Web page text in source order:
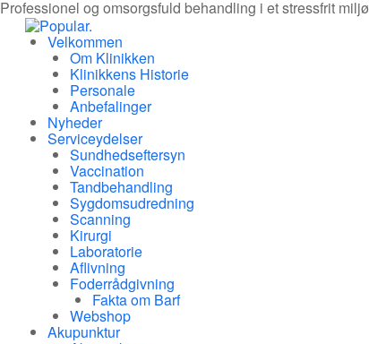
Professionel og omsorgsfuld behandling i et stressfrit miljø
Velkommen
Om Klinikken
Klinikkens Historie
Personale
Anbefalinger
Nyheder
Serviceydelser
Sundhedseftersyn
Vaccination
Tandbehandling
Sygdomsudredning
Scanning
Kirurgi
Laboratorie
Aflivning
Foderrådgivning
Fakta om Barf
Webshop
Akupunktur